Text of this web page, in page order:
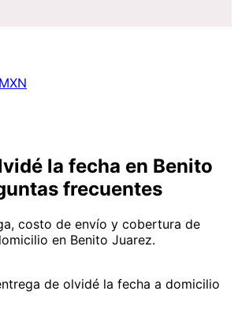
la fecha en Benito
frecuentes
costo de envío y cobertura de
en Benito Juarez.
de olvidé la fecha a domicilio